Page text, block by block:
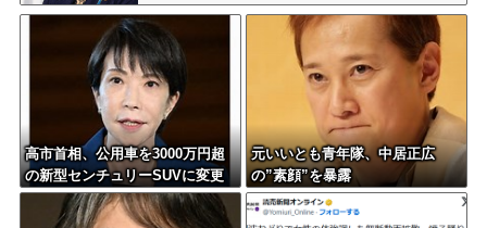
い！と主張 ｗｗｗｗｗｗｗｗｗｗ
ｗｗｗｗ
高市首相、公用車を3000万円超
の新型センチュリーSUVに変更
ｗｗｗｗｗｗｗ
元いいとも青年隊、中居正広
の”素顔”を暴露